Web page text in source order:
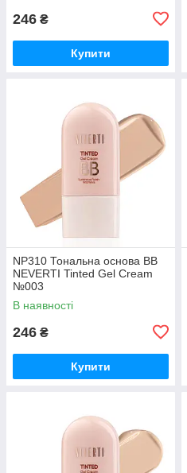
246 ₴
Купити
NP310 Тональна основа BB
NEVERTI Tinted Gel Cream
№003
В наявності
246 ₴
Купити